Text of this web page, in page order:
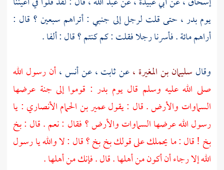
يومبدر ، حتى قلت لرجل إلى جنبي : أتراهم سبعين ؟ قال :
أراهم مائة . فأسرنا رجلا فقلت : كم كنتم ؟ قال : ألفا .
وقال سليمان بن المغيرة ،عنثابت ،عنأنس ،أن رسول الله
صلى الله عليه وسلم قال يوم بدر : قوموا إلى جنة عرضها
السماوات والأرض . قال : يقولعمير بن الحمام الأنصاري : يا
رسول الله عرضها السماوات والأرض ؟ فقال : نعم . قال : بخ
بخ ! قال : ما يحملك على قولك بخ بخ ؟ قال : لا والله يا رسول
الله إلا رجاء أن أكون من أهلها . قال . فإنك من أهلها .